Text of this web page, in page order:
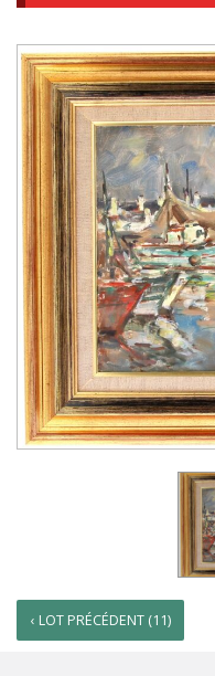
‹ LOT PRÉCÉDENT (11)